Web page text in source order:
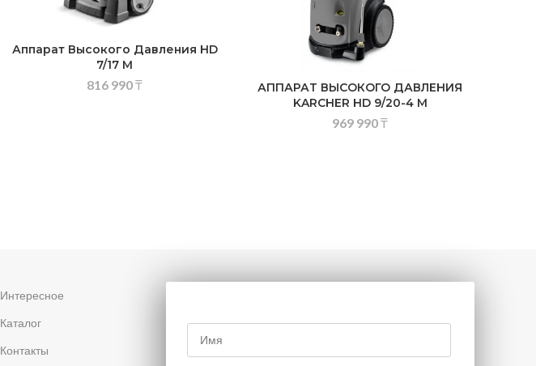
Аппарат Высокого Давления HD
7/17 M
816 990₸
АППАРАТ ВЫСОКОГО ДАВЛЕНИЯ
KARCHER HD 9/20-4 M
969 990₸
Интересное
Каталог
Контакты